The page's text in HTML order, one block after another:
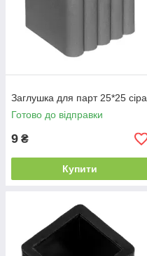
Заглушка для парт 25*25 сіра
Готово до відправки
9 ₴
Купити